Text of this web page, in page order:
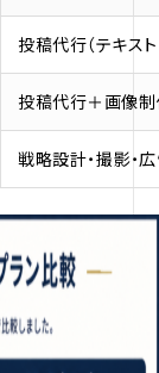
投稿代行（テキス
投稿代行＋画像制
戦略設計・撮影・